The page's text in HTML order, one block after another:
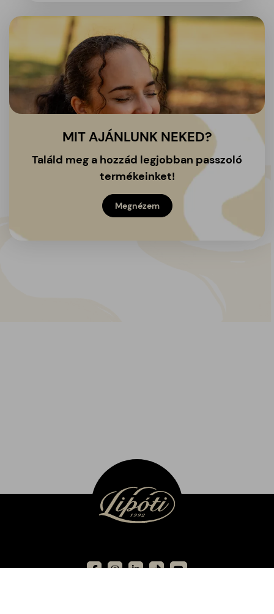
MIT AJÁNLUNK NEKED?
Találd meg a hozzád legjobban passzoló
termékeinket!
Megnézem